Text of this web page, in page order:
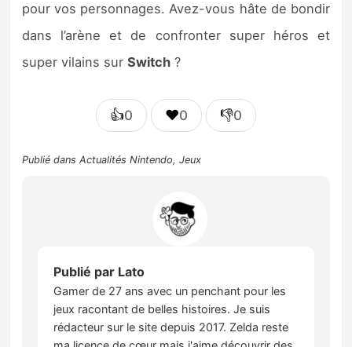
pour vos personnages. Avez-vous hâte de bondir
dans l’arène et de confronter super héros et
super vilains surSwitch ?
👍0 ❤️0 👎0
Publié dansActualités Nintendo,Jeux
Publié par Lato
Gamer de 27 ans avec un penchant pour les
jeux racontant de belles histoires. Je suis
rédacteur sur le site depuis 2017. Zelda reste